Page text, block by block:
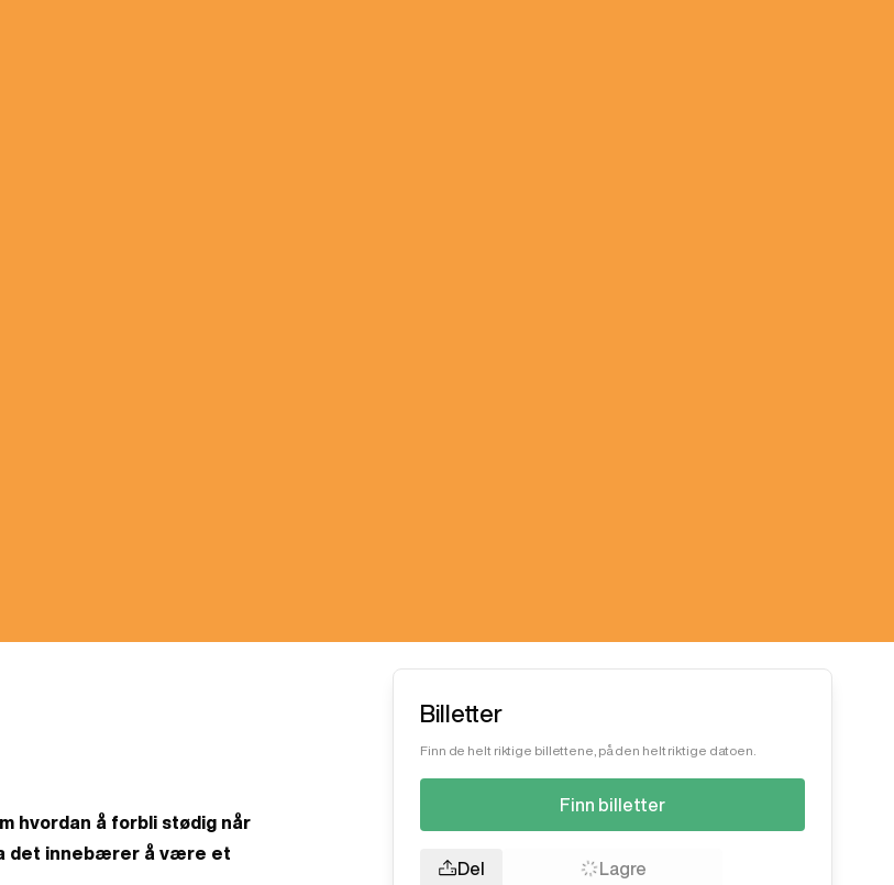
Billetter
Finn de helt riktige billettene, på den helt riktige datoen.
Finn billetter
Del Lagre
hvordan å forbli stødig når
det innebærer å være et